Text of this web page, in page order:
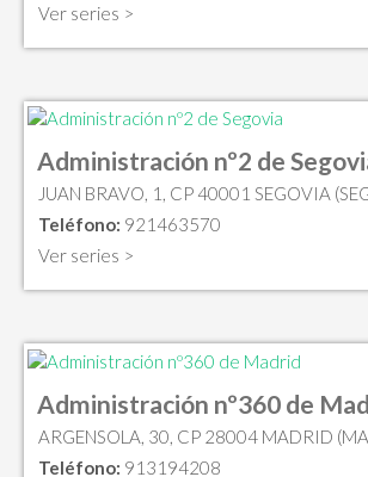
Ver series >
Administración nº2 de
JUAN BRAVO, 1, CP 40001 SEGOVIA
Teléfono: 921463570
Ver series >
Administración nº360 de
ARGENSOLA, 30, CP 28004 MADRID
Teléfono: 913194208